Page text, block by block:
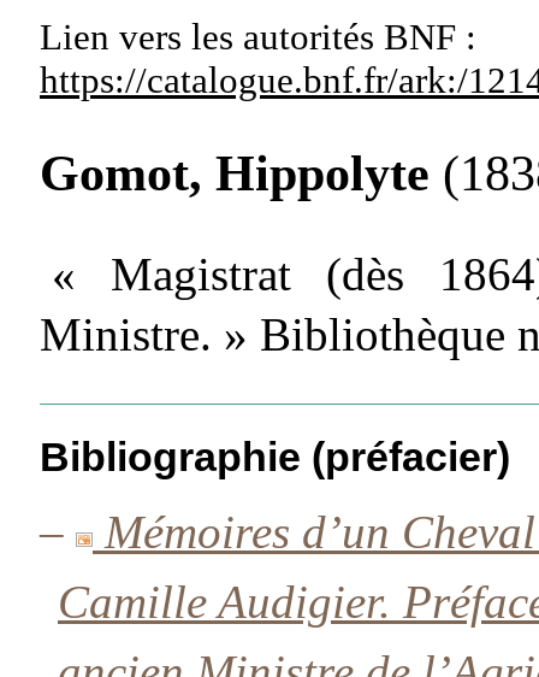
Lien vers les autorités BNF :
https://catalogue.bnf.fr/ark:/
Gomot, Hippolyte
« Magistrat (dès
Ministre. » Bibliothèque
Bibliographie (préfacier)
–
Mémoires d’un
Camille Audigier.